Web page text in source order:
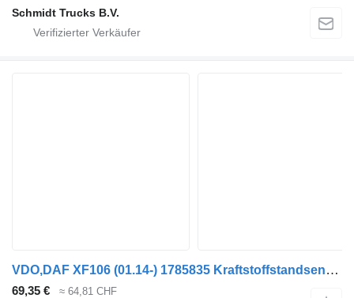
Schmidt Trucks B.V.
VDO,DAF XF106 (01.14-) 1785835 Kraftstoffstandsensor für DAF XF106 (2014-) Sattelzugmaschine
69,35 € ≈ 64,81 CHF